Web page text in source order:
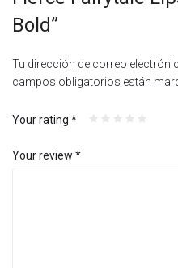
Bold”
Tu dirección de correo
campos obligatorios están
Your rating *
Your review *